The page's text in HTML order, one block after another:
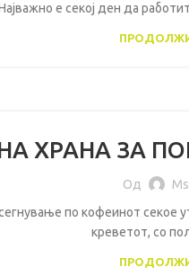
е секој ден да
ХРАНА ЗА
Од
по кофеинот
креветот, со